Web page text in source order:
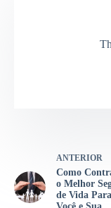
ANTERIOR
Como
o Melhor
de Vida Para